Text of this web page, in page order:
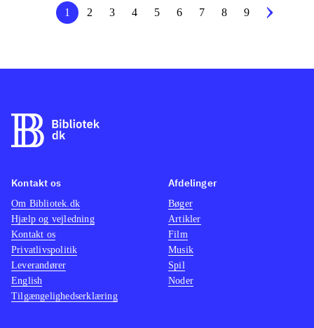
1 2 3 4 5 6 7 8 9
Kontakt os
Om Bibliotek.dk
Hjælp og vejledning
Kontakt os
Privatlivspolitik
Leverandører
English
Tilgængelighedserklæring
Afdelinger
Bøger
Artikler
Film
Musik
Spil
Noder